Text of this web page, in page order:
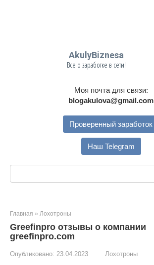
AkulyBiznesa
Все о заработке в сети!
Моя почта для связи:
blogakulova@gmail.com
Проверенный заработок
Наш Telegram
Главная » Лохотроны
Greefinpro отзывы о компании
greefinpro.com
Опубликовано: 23.04.2023 Лохотроны